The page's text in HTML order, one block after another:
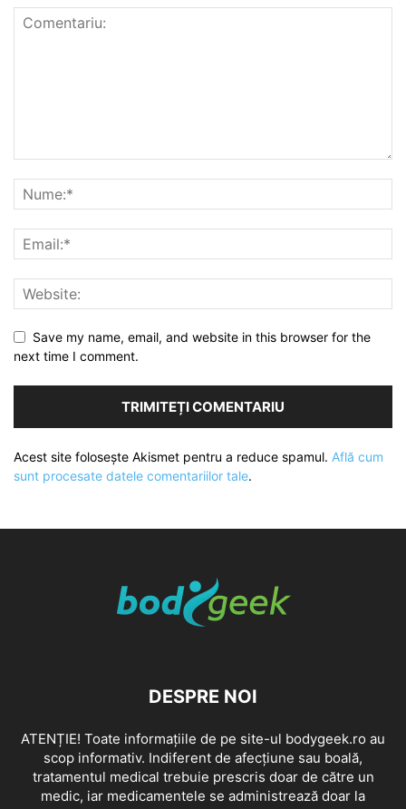
Save my name, email, and website in this browser for the
next time I comment.
Acest site folosește Akismet pentru a reduce spamul. Află cum
sunt procesate datele comentariilor tale.
DESPRE NOI
ATENȚIE! Toate informațiile de pe site-ul bodygeek.ro au
scop informativ. Indiferent de afecțiune sau boală,
tratamentul medical trebuie prescris doar de către un
medic, iar medicamentele se administrează doar la